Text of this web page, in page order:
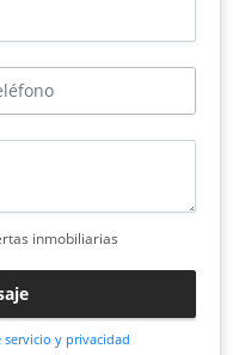
inmobiliarias
servicio y privacidad